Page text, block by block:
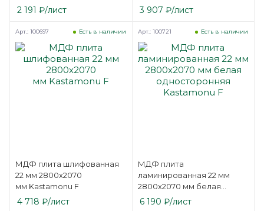
2 191 ₽/лист 3 907 ₽/лист
МДФ плита шлифованная
22 мм 2800х2070
мм Kastamonu F
Есть в наличии
Арт.: 100697
4 718 ₽/лист
МДФ плита
ламинированная 22 мм
2800х2070 мм белая
односторонняя
Kastamonu F
Есть в наличии
Арт.: 100721
6 190 ₽/лист